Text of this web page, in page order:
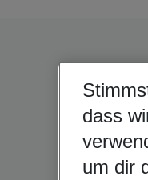
dass
um dir